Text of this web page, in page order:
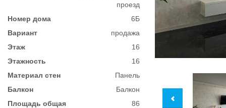
проезд
Номер дома
6Б
Вариант
продажа
Этаж
16
Этажность
16
Материал стен
Панель
Балкон
Балкон
Площадь общая
86